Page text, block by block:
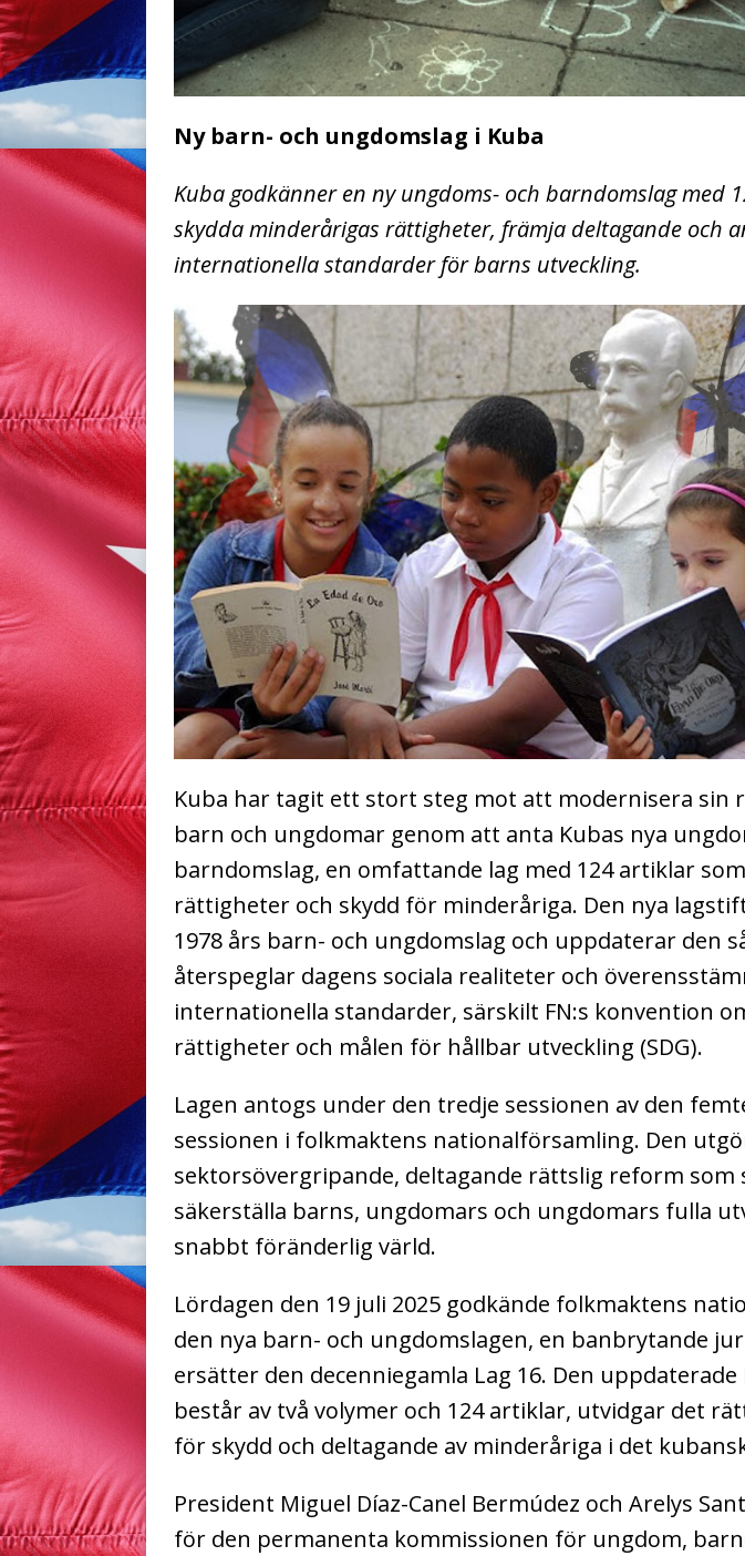
Ny barn- och ungdomslag i Kuba
Kuba godkänner en ny ungdoms- och barndomslag med
skydda minderårigas rättigheter, främja deltagande och
internationella standarder för barns utveckling.
Kuba har tagit ett stort steg mot att modernisera sin
barn och ungdomar genom att anta Kubas nya
barndomslag, en omfattande lag med 124 artiklar
rättigheter och skydd för minderåriga. Den nya
1978 års barn- och ungdomslag och uppdaterar den
återspeglar dagens sociala realiteter och
internationella standarder, särskilt FN:s konvention
rättigheter och målen för hållbar utveckling (SDG).
Lagen antogs under den tredje sessionen av den
sessionen i folkmaktens nationalförsamling. Den
sektorsövergripande, deltagande rättslig reform
säkerställa barns, ungdomars och ungdomars fulla
snabbt föränderlig värld.
Lördagen den 19 juli 2025 godkände folkmaktens
den nya barn- och ungdomslagen, en banbrytande
ersätter den decenniegamla Lag 16. Den uppdaterade
består av två volymer och 124 artiklar, utvidgar det
för skydd och deltagande av minderåriga i det
President Miguel Díaz-Canel Bermúdez och Arelys
för den permanenta kommissionen för ungdom,